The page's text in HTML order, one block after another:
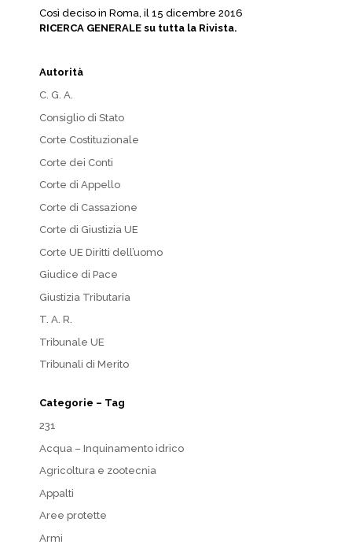
Così deciso in Roma, il 15 dicembre 2016
RICERCA GENERALE su tutta la Rivista.
Autorità
C. G. A.
Consiglio di Stato
Corte Costituzionale
Corte dei Conti
Corte di Appello
Corte di Cassazione
Corte di Giustizia UE
Corte UE Diritti dell’uomo
Giudice di Pace
Giustizia Tributaria
T. A. R.
Tribunale UE
Tribunali di Merito
Categorie – Tag
231
Acqua – Inquinamento idrico
Agricoltura e zootecnia
Appalti
Aree protette
Armi